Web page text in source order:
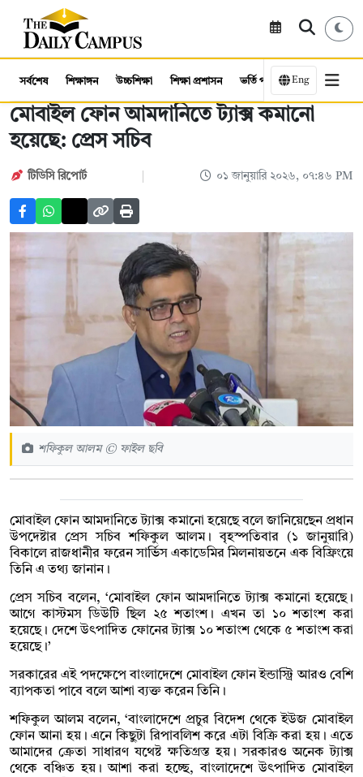
সর্বশেষ শিক্ষাঙ্গন উচ্চশিক্ষা শিক্ষা প্রশাসন ভর্তি পরীক্ষা কর্মসংস্থান
Eng
মোবাইল ফোন আমদানিতে ট্যাক্স কমানো
হয়েছে: প্রেস সচিব
টিডিসি রিপোর্ট ০১ জানুয়ারি ২০২৬, ০৭:৪৬ PM
শফিকুল আলম © ফাইল ছবি
মোবাইল ফোন আমদানিতে ট্যাক্স কমানো হয়েছে বলে জানিয়েছেন প্রধান
উপদেষ্টার প্রেস সচিব শফিকুল আলম। বৃহস্পতিবার (১ জানুয়ারি)
বিকালে রাজধানীর ফরেন সার্ভিস একাডেমির মিলনায়তনে এক বিফ্রিংয়ে
তিনি এ তথ্য জানান।
প্রেস সচিব বলেন, ‘মোবাইল ফোন আমদানিতে ট্যাক্স কমানো হয়েছে।
আগে কাস্টমস ডিউটি ছিল ২৫ শতাংশ। এখন তা ১০ শতাংশ করা
হয়েছে। দেশে উৎপাদিত ফোনের ট্যাক্স ১০ শতাংশ থেকে ৫ শতাংশ করা
হয়েছে।’
সরকারের এই পদক্ষেপে বাংলাদেশে মোবাইল ফোন ইন্ডাস্ট্রি আরও বেশি
ব্যাপকতা পাবে বলে আশা ব্যক্ত করেন তিনি।
শফিকুল আলম বলেন, ‘বাংলাদেশে প্রচুর বিদেশ থেকে ইউজ মোবাইল
ফোন আনা হয়। এনে কিছুটা রিপাবলিশ করে এটা বিক্রি করা হয়। এতে
আমাদের ক্রেতা সাধারণ যথেষ্ট ক্ষতিগ্রস্ত হয়। সরকারও অনেক ট্যাক্স
থেকে বঞ্চিত হয়। আশা করা হচ্ছে, বাংলাদেশে উৎপাদিত মোবাইল